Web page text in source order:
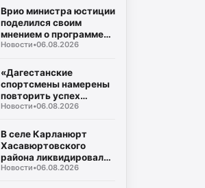
Врио министра юстиции
поделился своим
мнением о программе
«Команда Дагестана»
Новости•06.08.2026
«Дагестанские
спортсмены намерены
повторить успех
Чемпионата России и
Чемпионате мира», -
Ибрагим Ибрагимов
Новости•06.08.2026
В селе Карланюрт
Хасавюртовского
района ликвидировали
несанкционированную
Новости•06.08.2026